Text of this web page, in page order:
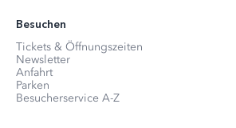
Besuchen
Tickets & Öffnungszeiten
Newsletter
Anfahrt
Parken
Besucherservice A-Z